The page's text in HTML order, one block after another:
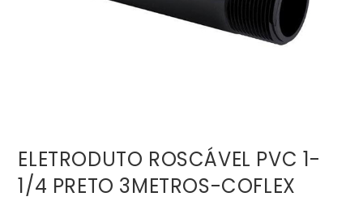
ELETRODUTO ROSCÁVEL PVC 1-
1/4 PRETO 3METROS-COFLEX